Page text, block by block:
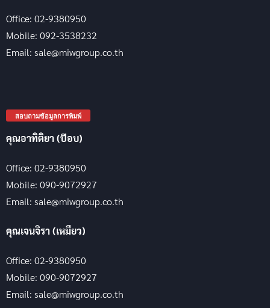
Office: 02-9380950
Mobile: 092-3538232
Email: sale@miwgroup.co.th
สอบถามข้อมูลการพิมพ์
คุณอาทิติยา (ป๊อบ)
Office: 02-9380950
Mobile: 090-9072927
Email: sale@miwgroup.co.th
คุณเจนจิรา (เหมียว)
Office: 02-9380950
Mobile: 090-9072927
Email: sale@miwgroup.co.th